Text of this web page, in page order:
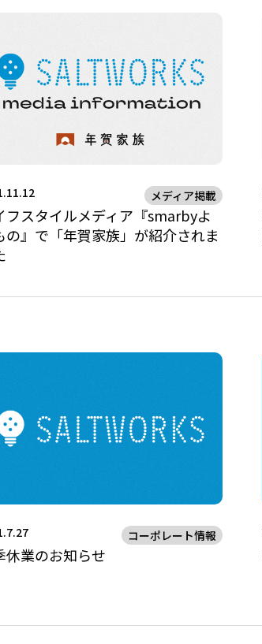
メディア掲載
フスタイルメディア『smarbyよ
の』で「年賀家族」が紹介されま
コーポレート情報
休業のお知らせ